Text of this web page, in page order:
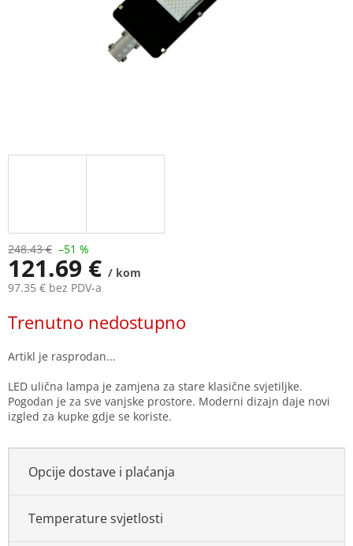
248.43 € –51 %
121.69 € / kom
97.35 € bez PDV-a
price:
Trenutno nedostupno
LED ulična lampa je zamjena za stare klasične svjetiljke.
Pogodan je za sve vanjske prostore. Moderni dizajn daje novi
izgled za kupke gdje se koriste.
Opcije dostave i plaćanja
Temperature svjetlosti